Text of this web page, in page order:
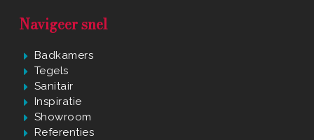
Navigeer snel
Badkamers
Tegels
Sanitair
Inspiratie
Showroom
Referenties